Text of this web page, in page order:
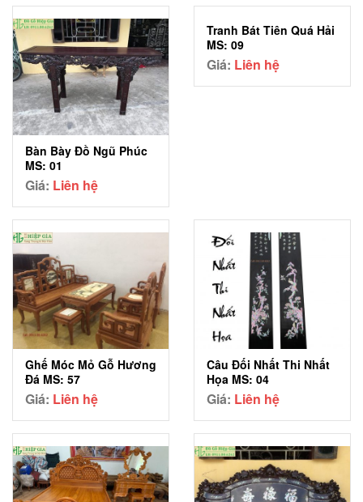
Bàn Bày Đồ Ngũ Phúc
MS: 01
Giá: Liên hệ
Tranh Bát Tiên Quá Hải
MS: 09
Giá: Liên hệ
Ghế Móc Mỏ Gỗ Hương
Đá MS: 57
Giá: Liên hệ
Câu Đối Nhất Thi Nhất
Họa MS: 04
Giá: Liên hệ